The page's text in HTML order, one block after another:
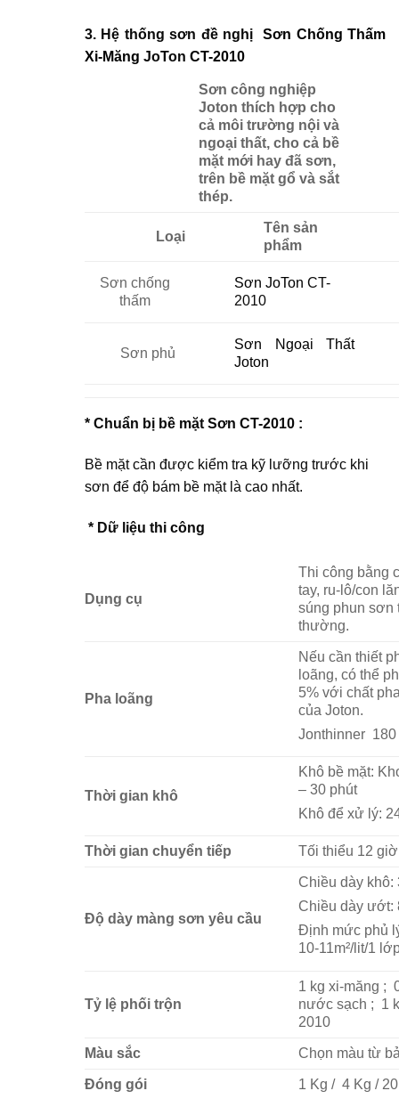
3. Hệ thống sơn đề nghị
Sơn Chống Thấm
Xi-Măng JoTon CT-2010
Sơn công nghiệp
Joton thích hợp cho
cả môi trường nội và
ngoại thất, cho cả bề
mặt mới hay đã sơn,
trên bề mặt gổ và sắt
thép.
Loại
Tên sản
phẩm
Sơn chống
thấm
SơnJoTonCT-
2010
Sơn phủ
Sơn Ngoại Thất
Joton
* Chuẩn bị bề mặt Sơn CT-2010 :
Bề mặt cần được kiểm tra kỹ lưỡng trước khi
sơn để độ bám bề mặt là cao nhất.
* Dữ liệu thi công
Dụng cụ
Thi công bằng
tay, ru-lô/con
súng phun sơn
thường.
Pha loãng
Nếu cần thiết
loãng, có thể
5% với chất
của Joton.
Jonthinner 180
Thời gian khô
Khô bề mặt:
– 30 phút
Khô để xử lý:
Thời gian chuyển tiếp Tối thiểu 12 giờ
Độ dày màng sơn yêu cầu
Chiều dày khô:
Chiều dày ướt:
Định mức phủ
10-11m²/lit/1
Tỷ lệ phối trộn
1 kg xi-măng ;
nước sạch ; 1
2010
Màu sắc Chọn màu từ
Đóng gói 1 Kg / 4 Kg /